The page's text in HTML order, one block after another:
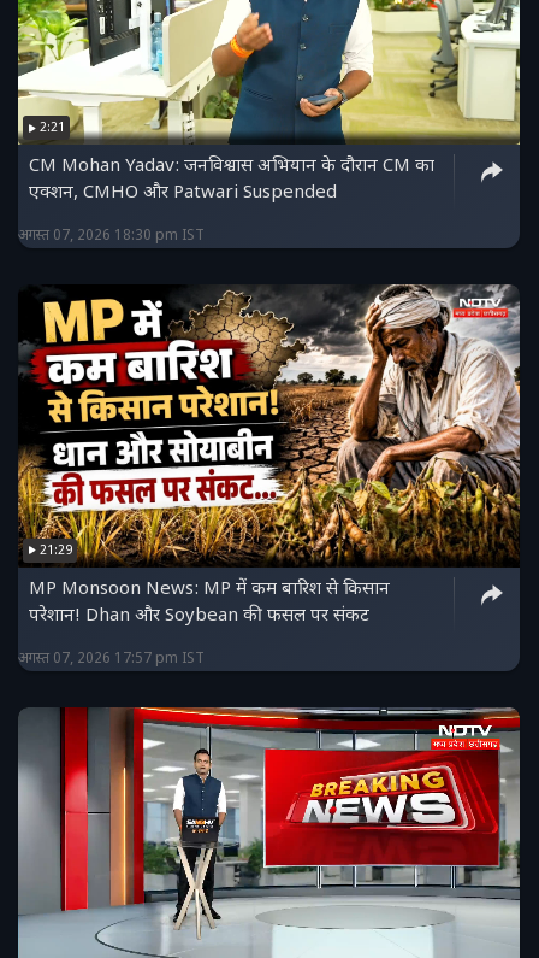
2:21
CM Mohan Yadav: जनविश्वास अभियान के दौरान CM का
एक्शन, CMHO और Patwari Suspended
अगस्त 07, 2026 18:30 pm IST
21:29
MP Monsoon News: MP में कम बारिश से किसान
परेशान! Dhan और Soybean की फसल पर संकट
अगस्त 07, 2026 17:57 pm IST